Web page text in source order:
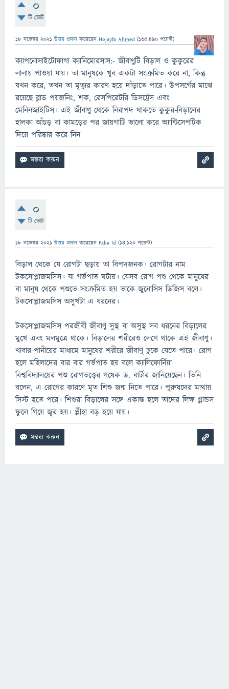
0
টি ভোট
18 নভেম্বর 2021 উত্তর প্রদান করেছেন Hojayfa Ahmed (135,490 পয়েন্ট)
ক্যাপনোসাইটোফাগা ক্যানিমোরসাস:- জীবাণুটি বিড়াল ও কুকুরের
লালায় পাওয়া যায়। তা মানুষকে খুব একটা সংক্রমিত করে না, কিন্তু
যখন করে, তখন তা মৃত্যুর কারণ হয়ে দাঁড়াতে পারে। উপসর্গের মাঝে
রয়েছে ব্লাড পয়জনিং, শক, রেসপিরেটরি ডিসট্রেস এবং
মেনিনজাইটিস। এই জীবাণু থেকে নিরাপদ থাকতে কুকুর-বিড়ালের
হালকা আঁচড় বা কামড়ের পর জায়গাটি ভালো করে অ্যান্টিসেপটিক
দিয়ে পরিষ্কার করে নিন
0
টি ভোট
18 নভেম্বর 2021 উত্তর প্রদান করেছেন Fake Id (14,120 পয়েন্ট)
বিড়াল থেকে যে রোগটা ছড়ায় তা বিপদজনক। রোগটার নাম
টকসোপ্লাজমসিস। যা গর্ভপাত ঘটায়। যেসব রোগ পশু থেকে মানুষের
বা মানুষ থেকে পশুতে সংক্রমিত হয় তাকে জুনোসিস ডিজিস বলে।
টকসোপ্লাজমসিস অসুখটা এ ধরনের।
টকসোপ্লাজমসিস পরজীবী জীবাণু সুস্থ বা অসুস্থ সব ধরনের বিড়ালের
মুখে এবং মলমুত্রে থাকে। বিড়ালের শরীরেও লেগে থাকে এই জীবাণু।
খাবার-পানীয়ের মাধ্যমে মানুষের শরীরে জীবাণু ঢুকে যেতে পারে। রোগ
হলে মহিলাদের বার বার গর্ভপাত হয় বলে ক্যালিফোর্নিয়া
বিশ্ববিদ্যালয়ের পশু রোগতত্ত্বের গষেক ড. বার্টার জানিয়েছেন। তিনি
বলেন, এ রোগের কারণে মৃত শিশু জন্ম নিতে পারে। পুরুষদের মাথায়
সিস্ট হতে পরে। শিশুরা বিড়ালের সঙ্গে একান্ত হলে তাদের লিম্ফ গ্লান্ডস
ফুলে গিয়ে জ্বর হয়। প্লীহা বড় হয়ে যায়।